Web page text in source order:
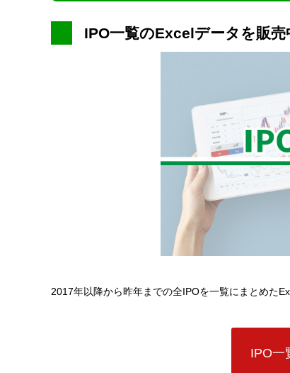
IPO一覧のExcelデータを販売
2017年以降から昨年までの全IPOを一覧にまとめた
IPO一